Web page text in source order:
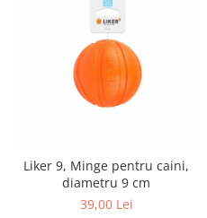
Liker 9, Minge pentru caini,
diametru 9 cm
39,00 Lei